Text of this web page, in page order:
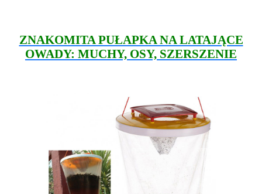
ZNAKOMITA PUŁAPKA NA LATAJĄCE
OWADY: MUCHY, OSY, SZERSZENIE